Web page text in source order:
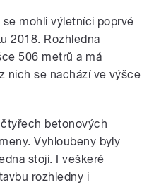
mohli výletníci poprvé
2018. Rozhledna
506 metrů a má
nich se nachází ve výšce
betonových
Vyhloubeny byly
stojí. I veškeré
rozhledny i